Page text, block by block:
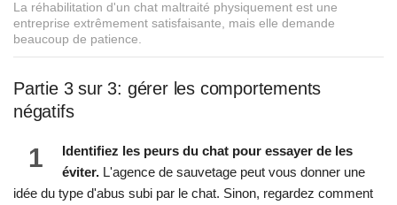
La réhabilitation d'un chat maltraité physiquement est une
entreprise extrêmement satisfaisante, mais elle demande
beaucoup de patience.
Partie 3 sur 3: gérer les comportements
négatifs
1
Identifiez les peurs du chat pour essayer de les
éviter. L'agence de sauvetage peut vous donner une
idée du type d'abus subi par le chat. Sinon, regardez comment